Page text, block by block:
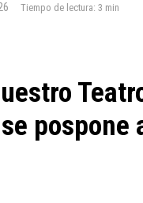
Tiempo de lectura: 3 min
pospone